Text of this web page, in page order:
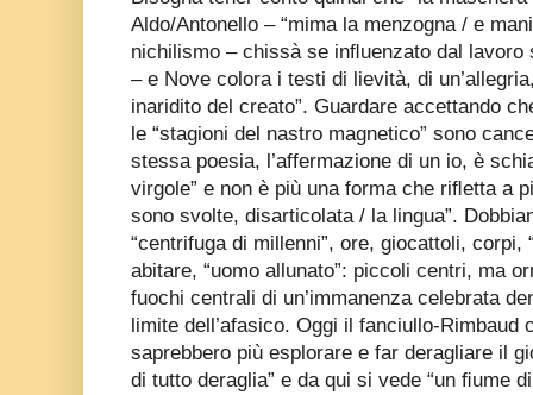
Aldo/Antonello – “mima la menzogna / e
nichilismo – chissà se inﬂuenzato dal
– e Nove colora i testi di lievità, di
inaridito del creato”. Guardare accettando
le “stagioni del nastro magnetico” sono
stessa poesia, l’affermazione di un io, è
virgole” e non è più una forma che riﬂetta a
sono svolte, disarticolata / la lingua”.
“centrifuga di millenni”, ore, giocattoli, corpi,
abitare, “uomo allunato”: piccoli centri, ma
fuochi centrali di un’immanenza celebrata
limite dell’afasico. Oggi il fanciullo-Rimbaud
saprebbero più esplorare e far deragliare il
di tutto deraglia” e da qui si vede “un ﬁume